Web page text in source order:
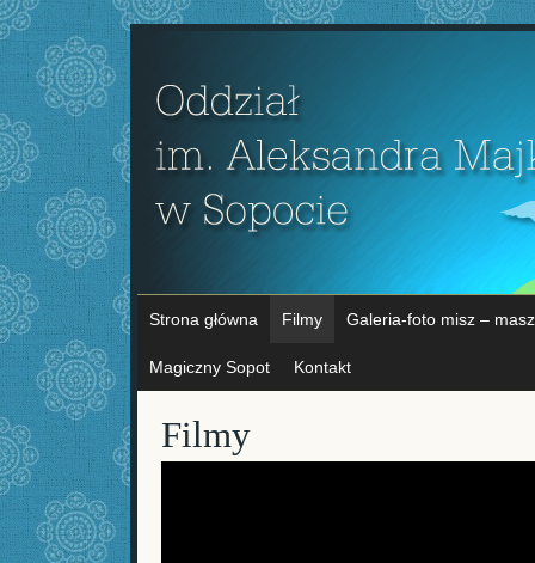
Strona główna Filmy Galeria-foto misz – masz
Magiczny Sopot Kontakt
Filmy